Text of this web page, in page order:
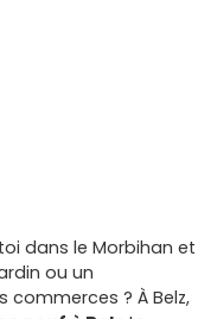
dans le Morbihan et
ou un
? À Belz,